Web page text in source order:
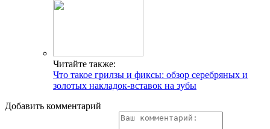
Читайте также:
Что такое грилзы и фиксы: обзор серебряных и
золотых накладок-вставок на зубы
Добавить комментарий